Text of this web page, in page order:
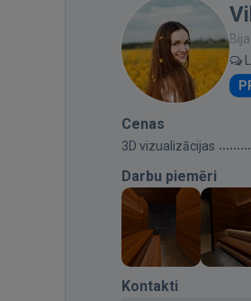
Cenas
3D vizualizācijas
Darbu piemēri
Kontakti